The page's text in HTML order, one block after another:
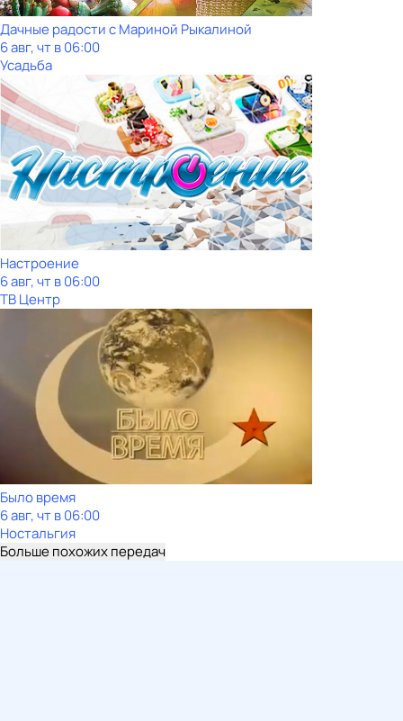
Дачные радости с Мариной Рыкалиной
6 авг, чт в 06:00
Усадьба
Настроение
6 авг, чт в 06:00
ТВ Центр
Было время
6 авг, чт в 06:00
Ностальгия
Больше похожих передач